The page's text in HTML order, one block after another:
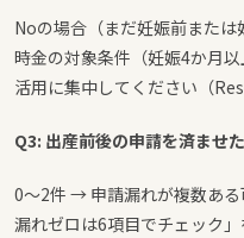
Noの場合（まだ妊娠前また
時金の対象条件（妊娠4か月
活用に集中してください（
Q3: 出産前後の申請を済ませ
0〜2件 → 申請漏れが複数あ
漏れゼロは6項目でチェック